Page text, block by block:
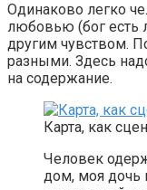
Одинаково легко
любовью (бог есть
другим чувством.
разными. Здесь
на содержание.
Карта, как
Человек
дом, моя дочь